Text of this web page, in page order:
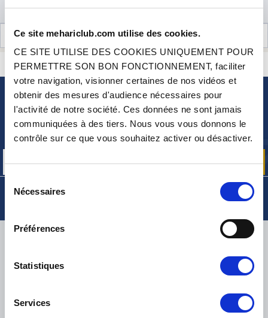
Ce site mehariclub.com utilise des cookies.
CE SITE UTILISE DES COOKIES UNIQUEMENT POUR
PERMETTRE SON BON FONCTIONNEMENT, faciliter
votre navigation, visionner certaines de nos vidéos et
obtenir des mesures d'audience nécessaires pour
l'activité de notre société. Ces données ne sont jamais
communiquées à des tiers. Nous vous vous donnons le
contrôle sur ce que vous souhaitez activer ou désactiver.
Sélection
Nécessaires
Préférences
Statistiques
Services
AVIS CLIENTS (0)
UNE QUESTION ? BESOIN D 'AIDE ? CONTACTEZ-NOUS
NEWSLETTER
Inscrivez-vous pour recevoir gratuitement
nos offres promos et actualités produits
PETITS COLIS : TNT, GÉODIS, FRANCE EXPRESS, DPD